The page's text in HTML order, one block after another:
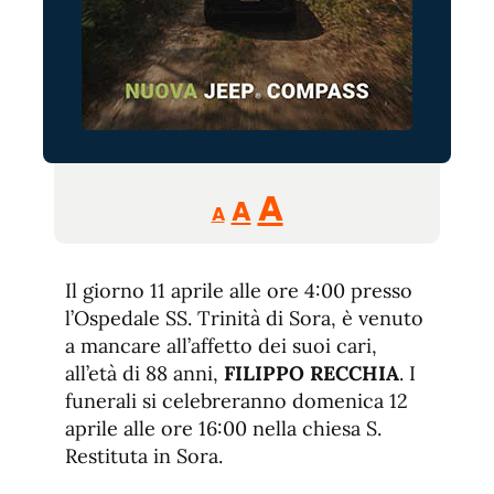
A
Reducir
tamaño
A Restablecer
fuente
AAumentar
de
fuente.
Il giorno 11 aprile alle ore 4:00 presso
l’Ospedale SS. Trinità di Sora, è venuto
a mancare all’affetto dei suoi cari,
all’età di 88 anni, FILIPPO RECCHIA. I
funerali si celebreranno domenica 12
aprile alle ore 16:00 nella chiesa S.
Restituta in Sora.